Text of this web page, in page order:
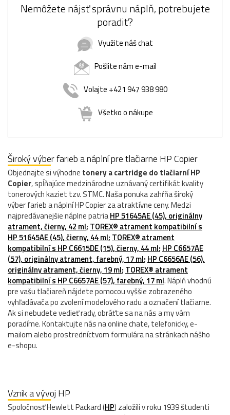
Nemôžete nájsť správnu náplň, potrebujete
poradiť?
Využite náš chat
Pošlite nám e-mail
Volajte +421 947 938 980
Všetko o nákupe
Široký výber farieb a náplní pre tlačiarne HP Copier
Objednajte si výhodne tonery a cartridge do tlačiarní HP
Copier, spĺňajúce medzinárodne uznávaný certifikát kvality
tonerových kaziet tzv. STMC. Naša ponuka zahŕňa široký
výber farieb a náplní HP Copier za atraktívne ceny. Medzi
najpredávanejšie náplne patriaHP 51645AE (45), originálny
atrament, čierny, 42 ml; TOREX® atrament kompatibilní s
HP 51645AE (45), čierny, 44 ml; TOREX® atrament
kompatibilní s HP C6615DE (15), čierny, 44 ml; HP C6657AE
(57), originálny atrament, farebný, 17 ml; HP C6656AE (56),
originálny atrament, čierny, 19 ml; TOREX® atrament
kompatibilní s HP C6657AE (57), farebný, 17 ml. Náplň vhodnú
pre vašu tlačiareň nájdete pomocou vyššie zobrazeného
vyhľadávača po zvolení modelového radu a označení tlačiarne.
Ak si nebudete vedieť rady, obráťte sa na nás a my vám
poradíme. Kontaktujte nás na online chate, telefonicky, e-
mailom alebo prostredníctvom formulára na stránkach nášho
e-shopu.
Vznik a vývoj HP
Spoločnosť Hewlett Packard (HP) založili v roku 1939 študenti